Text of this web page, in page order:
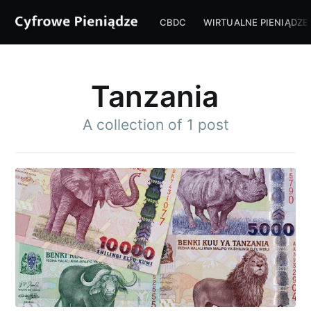
CBDC WIRTUALNE PIENIĄDZE
Tanzania
A collection of 1 post